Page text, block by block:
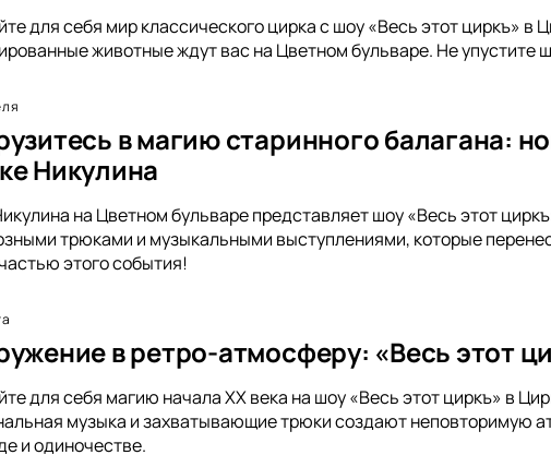
для себя мир классического цирка с шоу «Весь этот циркъ» в
животные ждут вас на Цветном бульваре. Не упустите
в магию старинного балагана:
Никулина
на Цветном бульваре представляет шоу «Весь этот
трюками и музыкальными выступлениями, которые
этого события!
в ретро-атмосферу: «Весь этот
для себя магию начала XX века на шоу «Весь этот циркъ» в
музыка и захватывающие трюки создают неповторимую
и одиночестве.